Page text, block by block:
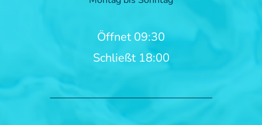
Öffnet 09:30
Schließt 18:00